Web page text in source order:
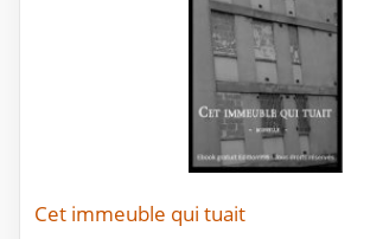
Cet immeuble qui tuait